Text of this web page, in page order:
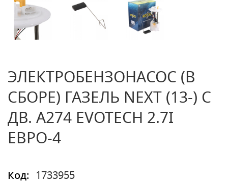
ЭЛЕКТРОБЕНЗОНАСОС (В
СБОРЕ) ГАЗЕЛЬ NEXT (13-) С
ДВ. A274 EVOTECH 2.7I
ЕВРО-4
Код:
1733955